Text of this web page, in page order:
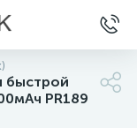
быстрой
PR189